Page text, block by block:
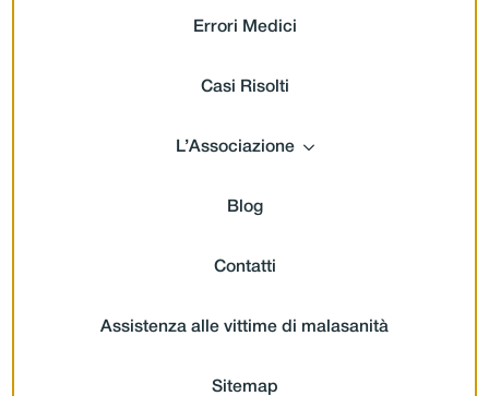
Errori Medici
Casi Risolti
L’Associazione
Blog
Contatti
Assistenza alle vittime di malasanità
Sitemap